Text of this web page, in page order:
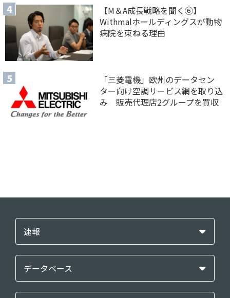
【M＆A 成長戦略を聞く⑥】
Withmalホールディングスが動物
病院を束ねる理由
「三菱電機」欧州のデータセン
ター向け空調サービス網を取り込
み 販売代理店2グループを買収
速報
データベース